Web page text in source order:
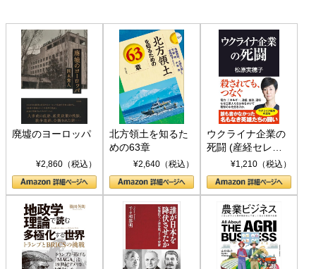
廃墟のヨーロッパ
¥2,860（税込）
北方領土を知るた
めの63章
¥2,640（税込）
ウクライナ企業の
死闘 (産経セレク
ト S 039)¥1,210（税込）